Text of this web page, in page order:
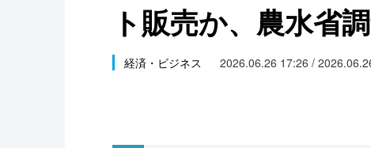
文化
ト販売か、農水省
経済・ビジネス 2026.06.26 17:26 /